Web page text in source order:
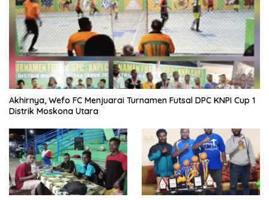
Akhirnya, Wefo FC Menjuarai Turnamen Futsal DPC KNPI Cup 1
Distrik Moskona Utara